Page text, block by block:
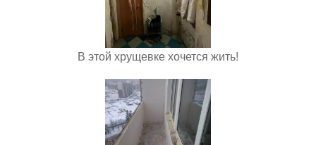
В этой хрущевке хочется жить!